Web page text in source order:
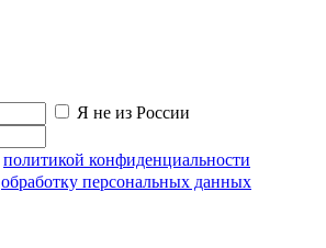
Я не из России
политикой конфиденциальности
обработку персональных данных